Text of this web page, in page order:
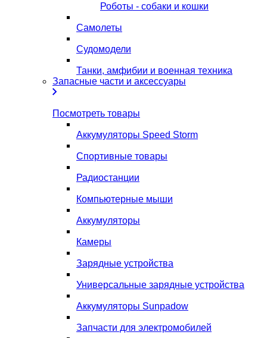
Роботы - собаки и кошки
Самолеты
Судомодели
Танки, амфибии и военная техника
Запасные части и аксессуары
Посмотреть товары
Аккумуляторы Speed Storm
Спортивные товары
Радиостанции
Компьютерные мыши
Аккумуляторы
Камеры
Зарядные устройства
Универсальные зарядные устройства
Аккумуляторы Sunpadow
Запчасти для электромобилей